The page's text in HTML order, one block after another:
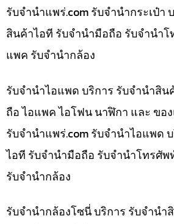
รับจํานําแพร่.com รับจำนำกระเป๋า
สินค้าไอที รับจำนำมือถือ รับจำนำ
แพค รับจำนำกล้อง
รับจำนำไอแพด บริการ รับจำนำสิ
ถือ ไอแพค ไอโฟน นาฬิกา และ ขอ
รับจํานําแพร่.com รับจำนำไอแพด
ไอที รับจำนำมือถือ รับจำนำโทรศั
รับจำนำกล้อง
รับจำนำกล้องโซนี่ บริการ รับจำนำ